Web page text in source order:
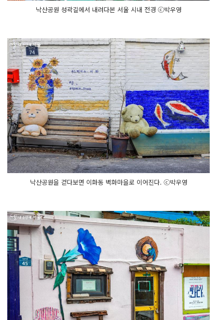
낙산공원 성곽길에서 내려다본 서울 시내 전경 ⓒ박우영
낙산공원을 걷다보면 이화동 벽화마을로 이어진다. ⓒ박우영